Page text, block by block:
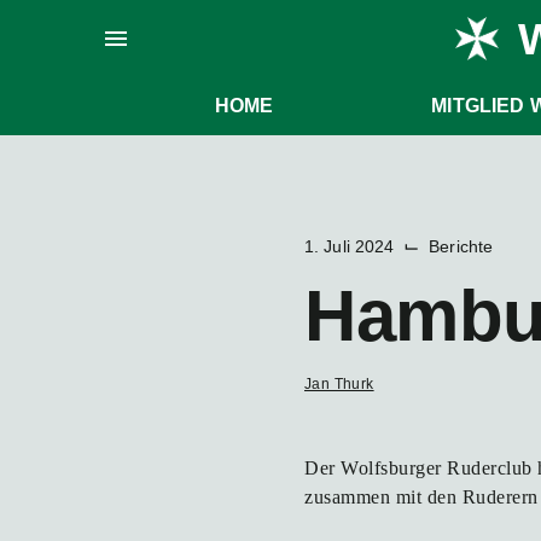
menu
HOME MITGLIED
1. Juli 2024 ⌙ Berichte
Jan Thurk
Der Wolfsburger Ruderclub
zusammen mit den